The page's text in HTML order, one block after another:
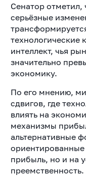
Сенатор отметил,
серьёзные
технологические
интеллект, чья
значительно
экономику.
По его мнению,
сдвигов, где
влиять на
механизмы
альтернативные
ориентированные
прибыль, но и на
преемственность.